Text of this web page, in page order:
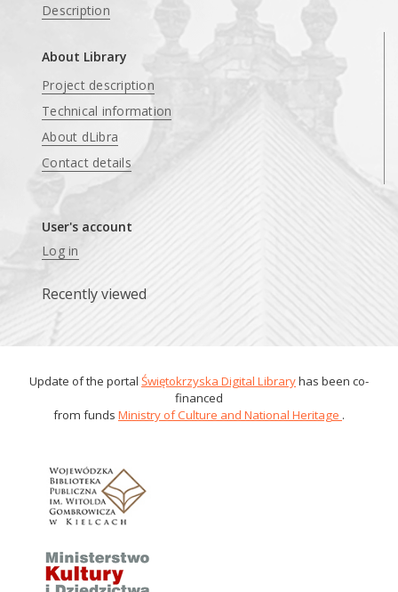
Description
About Library
Project description
Technical information
About dLibra
Contact details
User's account
Log in
Recently viewed
Update of the portal Świętokrzyska Digital Libraryhas been co-
financed
from funds Ministry of Culture and National Heritage .